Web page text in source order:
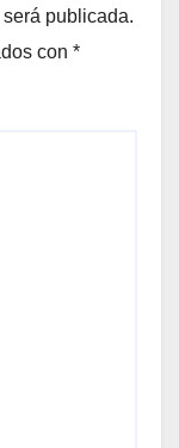
publicada.
con *